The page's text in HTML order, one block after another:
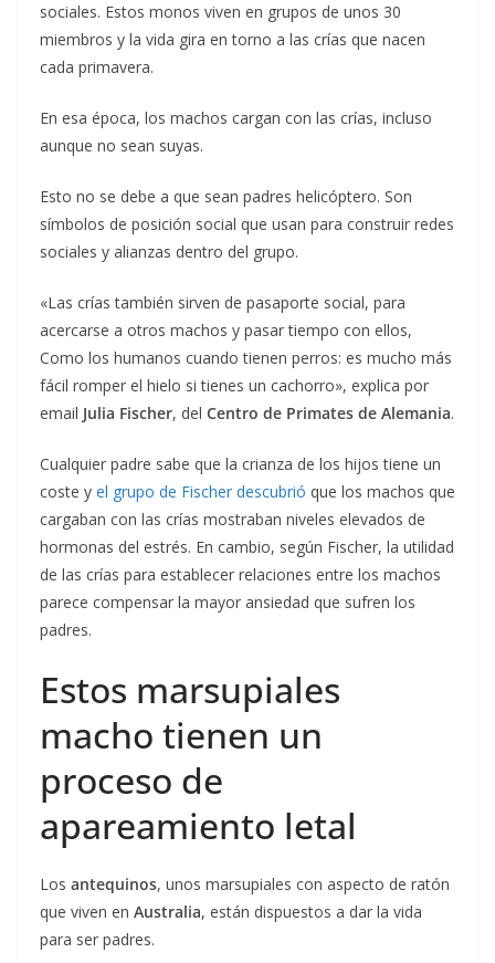
sociales. Estos monos viven en grupos de unos 30
miembros y la vida gira en torno a las crías que nacen
cada primavera.
En esa época, los machos cargan con las crías, incluso
aunque no sean suyas.
Esto no se debe a que sean padres helicóptero. Son
símbolos de posición social que usan para construir redes
sociales y alianzas dentro del grupo.
«Las crías también sirven de pasaporte social, para
acercarse a otros machos y pasar tiempo con ellos,
Como los humanos cuando tienen perros: es mucho más
fácil romper el hielo si tienes un cachorro», explica por
email Julia Fischer, del Centro de Primates de Alemania.
Cualquier padre sabe que la crianza de los hijos tiene un
coste y el grupo de Fischer descubrió que los machos que
cargaban con las crías mostraban niveles elevados de
hormonas del estrés. En cambio, según Fischer, la utilidad
de las crías para establecer relaciones entre los machos
parece compensar la mayor ansiedad que sufren los
padres.
Estos marsupiales
macho tienen un
proceso de
apareamiento letal
Los antequinos, unos marsupiales con aspecto de ratón
que viven en Australia, están dispuestos a dar la vida
para ser padres.